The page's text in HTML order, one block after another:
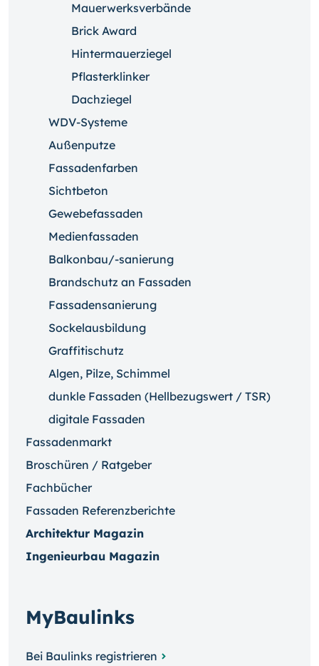
Mauerwerksverbände
Brick Award
Hintermauerziegel
Pflasterklinker
Dachziegel
WDV-Systeme
Außenputze
Fassadenfarben
Sichtbeton
Gewebefassaden
Medienfassaden
Balkonbau/-sanierung
Brandschutz an Fassaden
Fassadensanierung
Sockelausbildung
Graffitischutz
Algen, Pilze, Schimmel
dunkle Fassaden (Hellbezugswert / TSR)
digitale Fassaden
Fassadenmarkt
Broschüren / Ratgeber
Fachbücher
Fassaden Referenzberichte
Architektur Magazin
Ingenieurbau Magazin
MyBaulinks
Bei Baulinks registrieren